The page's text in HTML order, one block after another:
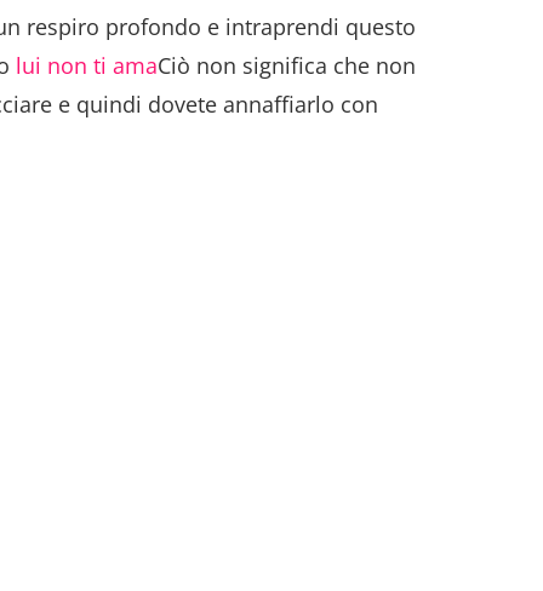
respiro profondo e intraprendi questo
lui non ti amaCiò non significa che non
e quindi dovete annaffiarlo con